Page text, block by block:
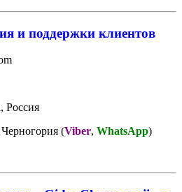
и поддержки клиентов
Россия
(Viber, WhatsApp)